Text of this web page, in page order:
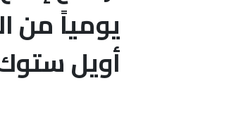
يومياً من
أويل